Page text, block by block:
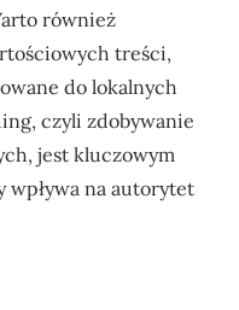
również
treści,
do lokalnych
czyli zdobywanie
jest kluczowym
wpływa na autorytet